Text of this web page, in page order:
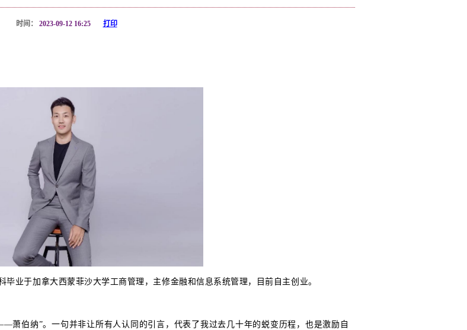
时间： 2023-09-12 16:25 打印
业于加拿大西蒙菲沙大学工商管理，主修金融和信息系统管理，目前自主创业。
萧伯纳”。一句并非让所有人认同的引言，代表了我过去几十年的蜕变历程，也是激励自